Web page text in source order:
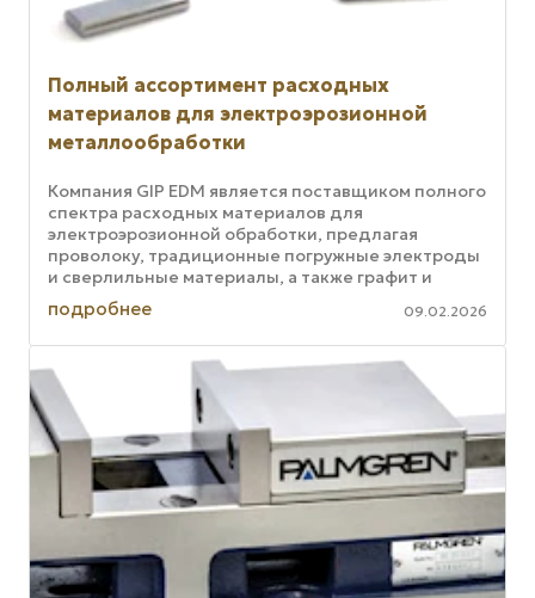
Полный ассортимент расходных
материалов для электроэрозионной
металлообработки
Компания GIP EDM является поставщиком полного
спектра расходных материалов для
электроэрозионной обработки, предлагая
проволоку, традиционные погружные электроды
и сверлильные материалы, а также графит и
металлические материалы для
электроэрозионной ...
подробнее 09.02.2026